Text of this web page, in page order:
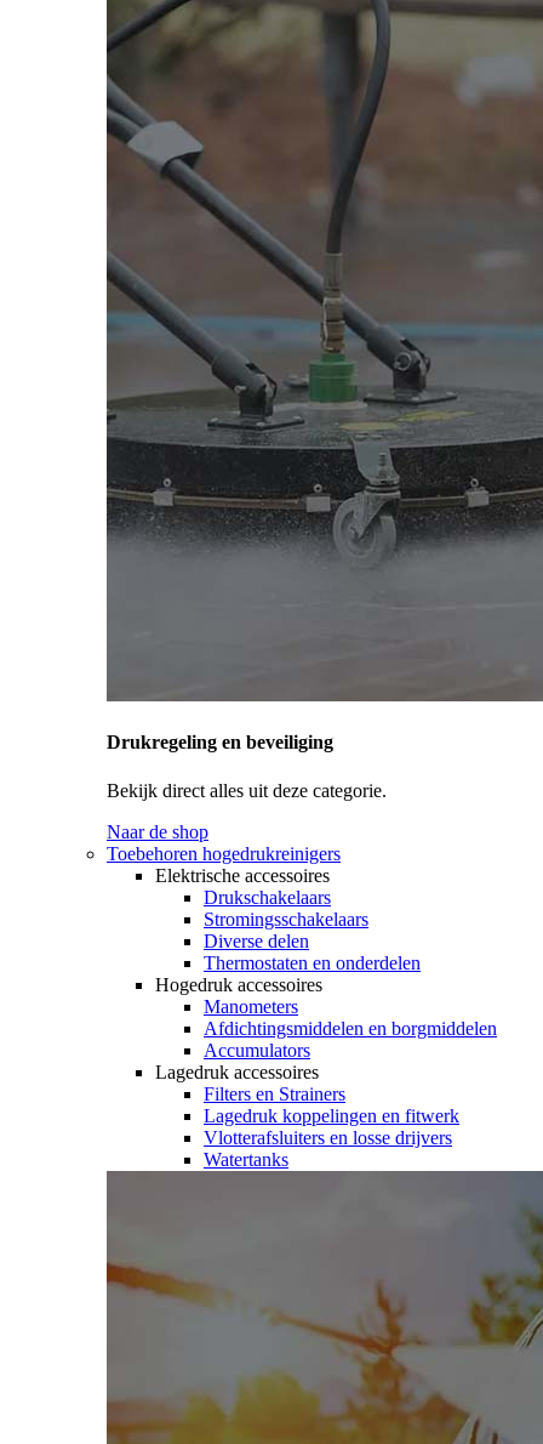
Drukregeling en beveiliging
Bekijk direct alles uit deze categorie.
Naar de shop
Toebehoren hogedrukreinigers
Elektrische accessoires
Drukschakelaars
Stromingsschakelaars
Diverse delen
Thermostaten en onderdelen
Hogedruk accessoires
Manometers
Afdichtingsmiddelen en borgmiddelen
Accumulators
Lagedruk accessoires
Filters en Strainers
Lagedruk koppelingen en fitwerk
Vlotterafsluiters en losse drijvers
Watertanks